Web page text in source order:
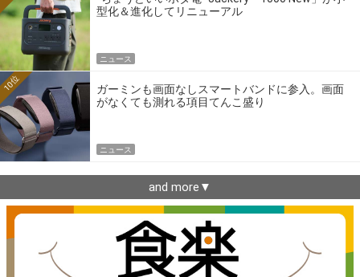
型化＆進化してリニューアル
ニュース
ガーミンも画面なしスマートバンドに参入。画面
がなくても測れる項目てんこ盛り
10位
ニュース
and more▼